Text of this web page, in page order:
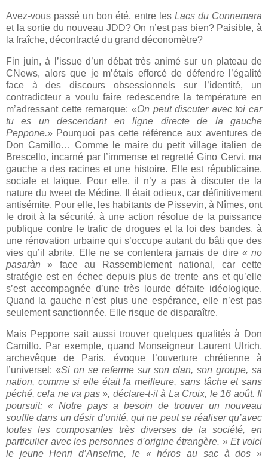
Avez-vous passé un bon été, entre les Lacs du Connemara
et la sortie du nouveau JDD? On n’est pas bien? Paisible, à
la fraîche, décontracté du grand déconomètre?
Fin juin, à l’issue d’un débat très animé sur un plateau de
CNews, alors que je m’étais efforcé de défendre l’égalité
face à des discours obsessionnels sur l’identité, un
contradicteur a voulu faire redescendre la température en
m’adressant cette remarque: «On peut discuter avec toi car
tu es un descendant en ligne directe de la gauche
Peppone.» Pourquoi pas cette référence aux aventures de
Don Camillo… Comme le maire du petit village italien de
Brescello, incarné par l’immense et regretté Gino Cervi, ma
gauche a des racines et une histoire. Elle est républicaine,
sociale et laïque. Pour elle, il n’y a pas à discuter de la
nature du tweet de Médine. Il était odieux, car définitivement
antisémite. Pour elle, les habitants de Pissevin, à Nîmes, ont
le droit à la sécurité, à une action résolue de la puissance
publique contre le trafic de drogues et la loi des bandes, à
une rénovation urbaine qui s’occupe autant du bâti que des
vies qu’il abrite. Elle ne se contentera jamais de dire « no
pasaràn » face au Rassemblement national, car cette
stratégie est en échec depuis plus de trente ans et qu’elle
s’est accompagnée d’une très lourde défaite idéologique.
Quand la gauche n’est plus une espérance, elle n’est pas
seulement sanctionnée. Elle risque de disparaître.
Mais Peppone sait aussi trouver quelques qualités à Don
Camillo. Par exemple, quand Monseigneur Laurent Ulrich,
archevêque de Paris, évoque l’ouverture chrétienne à
l’universel: «Si on se referme sur son clan, son groupe, sa
nation, comme si elle était la meilleure, sans tâche et sans
péché, cela ne va pas », déclare-t-il à La Croix, le 16 août. Il
poursuit: « Notre pays a besoin de trouver un nouveau
souffle dans un désir d’unité, qui ne peut se réaliser qu’avec
toutes les composantes très diverses de la société, en
particulier avec les personnes d’origine étrangère. » Et voici
le jeune Henri d’Anselme, le « héros au sac à dos »